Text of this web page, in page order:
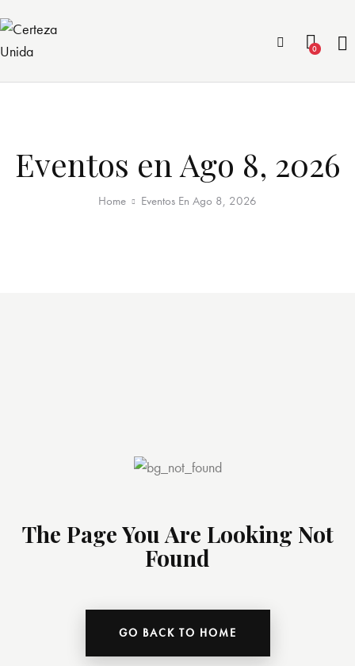
0
Eventos en Ago 8, 2026
Home Eventos En Ago 8, 2026
The Page You Are Looking Not
Found
GO BACK TO HOME